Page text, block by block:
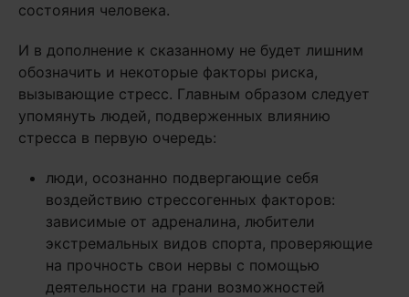
состояния человека.
И в дополнение к сказанному не будет лишним
обозначить и некоторые факторы риска,
вызывающие стресс. Главным образом следует
упомянуть людей, подверженных влиянию
стресса в первую очередь:
люди, осознанно подвергающие себя
воздействию стрессогенных факторов:
зависимые от адреналина, любители
экстремальных видов спорта, проверяющие
на прочность свои нервы с помощью
деятельности на грани возможностей